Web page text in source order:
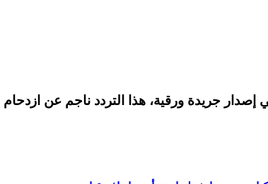
إصدار جريدة ورقية، هذا التردد ناجم عن